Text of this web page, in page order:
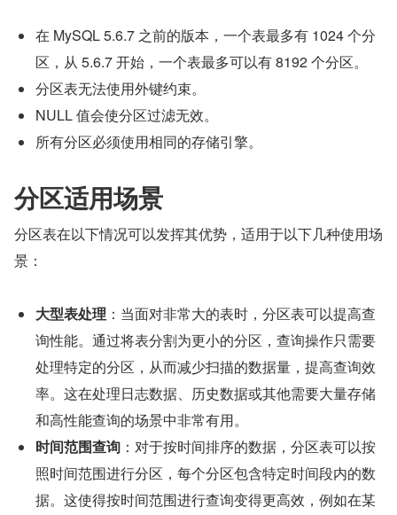
在 MySQL 5.6.7 之前的版本，一个表最多有 1024 个分
区，从 5.6.7 开始，一个表最多可以有 8192 个分区。
分区表无法使用外键约束。
NULL 值会使分区过滤无效。
所有分区必须使用相同的存储引擎。
分区适用场景
分区表在以下情况可以发挥其优势，适用于以下几种使用场
景：
大型表处理 ：当面对非常大的表时，分区表可以提高查
询性能。通过将表分割为更小的分区，查询操作只需要
处理特定的分区，从而减少扫描的数据量，提高查询效
率。这在处理日志数据、历史数据或其他需要大量存储
和高性能查询的场景中非常有用。
时间范围查询 ：对于按时间排序的数据，分区表可以按
照时间范围进行分区，每个分区包含特定时间段内的数
据。这使得按时间范围进行查询变得更高效，例如在某